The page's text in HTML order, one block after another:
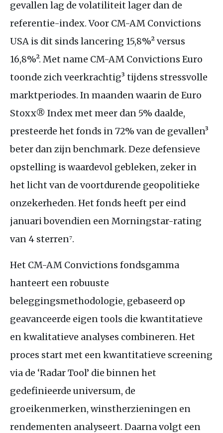
gevallen lag de volatiliteit lager dan de
referentie-index. Voor CM-AM Convictions
USA is dit sinds lancering 15,8%² versus
16,8%². Met name CM-AM Convictions Euro
toonde zich veerkrachtig³ tijdens stressvolle
marktperiodes. In maanden waarin de Euro
Stoxx® Index met meer dan 5% daalde,
presteerde het fonds in 72% van de gevallen³
beter dan zijn benchmark. Deze defensieve
opstelling is waardevol gebleken, zeker in
het licht van de voortdurende geopolitieke
onzekerheden. Het fonds heeft per eind
januari bovendien een Morningstar-rating
van 4 sterren⁷.
Het CM-AM Convictions fondsgamma
hanteert een robuuste
beleggingsmethodologie, gebaseerd op
geavanceerde eigen tools die kwantitatieve
en kwalitatieve analyses combineren. Het
proces start met een kwantitatieve screening
via de ‘Radar Tool’ die binnen het
gedefinieerde universum, de
groeikenmerken, winstherzieningen en
rendementen analyseert. Daarna volgt een